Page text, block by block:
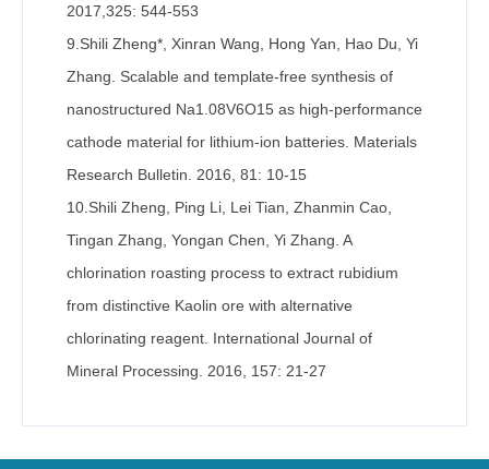
2017,325: 544-553
9.Shili Zheng*, Xinran Wang, Hong Yan, Hao Du, Yi
Zhang. Scalable and template-free synthesis of
nanostructured Na1.08V6O15 as high-performance
cathode material for lithium-ion batteries. Materials
Research Bulletin. 2016, 81: 10-15
10.Shili Zheng, Ping Li, Lei Tian, Zhanmin Cao,
Tingan Zhang, Yongan Chen, Yi Zhang. A
chlorination roasting process to extract rubidium
from distinctive Kaolin ore with alternative
chlorinating reagent. International Journal of
Mineral Processing. 2016, 157: 21-27